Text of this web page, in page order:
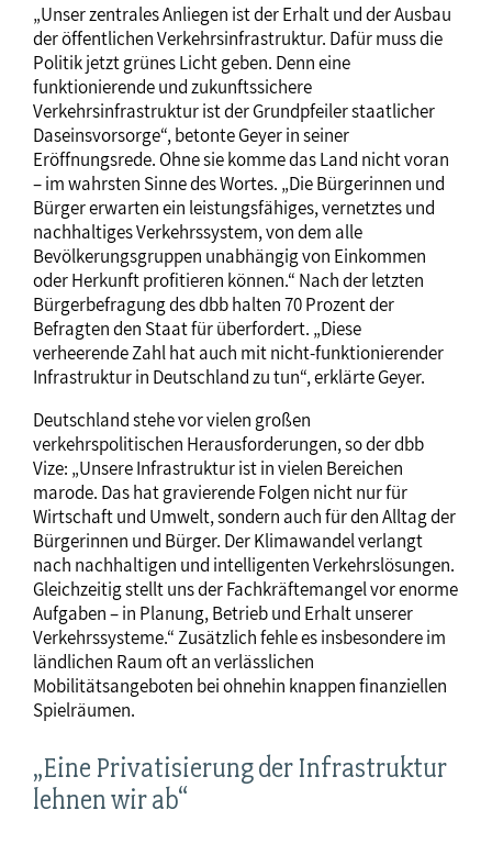
„Unser zentrales Anliegen ist der Erhalt und der Ausbau
der öffentlichen Verkehrsinfrastruktur. Dafür muss die
Politik jetzt grünes Licht geben. Denn eine
funktionierende und zukunftssichere
Verkehrsinfrastruktur ist der Grundpfeiler staatlicher
Daseinsvorsorge“, betonte Geyer in seiner
Eröffnungsrede. Ohne sie komme das Land nicht voran
– im wahrsten Sinne des Wortes. „Die Bürgerinnen und
Bürger erwarten ein leistungsfähiges, vernetztes und
nachhaltiges Verkehrssystem, von dem alle
Bevölkerungsgruppen unabhängig von Einkommen
oder Herkunft profitieren können.“ Nach der letzten
Bürgerbefragung des dbb halten 70 Prozent der
Befragten den Staat für überfordert. „Diese
verheerende Zahl hat auch mit nicht-funktionierender
Infrastruktur in Deutschland zu tun“, erklärte Geyer.
Deutschland stehe vor vielen großen
verkehrspolitischen Herausforderungen, so der dbb
Vize: „Unsere Infrastruktur ist in vielen Bereichen
marode. Das hat gravierende Folgen nicht nur für
Wirtschaft und Umwelt, sondern auch für den Alltag der
Bürgerinnen und Bürger. Der Klimawandel verlangt
nach nachhaltigen und intelligenten Verkehrslösungen.
Gleichzeitig stellt uns der Fachkräftemangel vor enorme
Aufgaben – in Planung, Betrieb und Erhalt unserer
Verkehrssysteme.“ Zusätzlich fehle es insbesondere im
ländlichen Raum oft an verlässlichen
Mobilitätsangeboten bei ohnehin knappen finanziellen
Spielräumen.
„Eine Privatisierung der Infrastruktur
lehnen wir ab“